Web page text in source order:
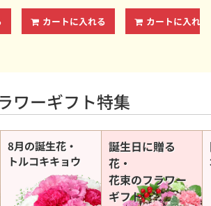
カートに入れる カートに入れる
ワーギフト特集
8月の誕生花・
トルコキキョウ
誕生日に贈る
花・
花束のフラワー
ギフト